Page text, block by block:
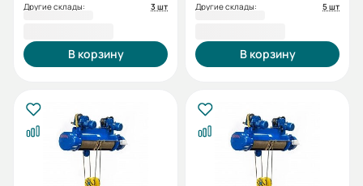
Другие склады:
3 шт
В корзину
Другие склады:
5 шт
В корзину